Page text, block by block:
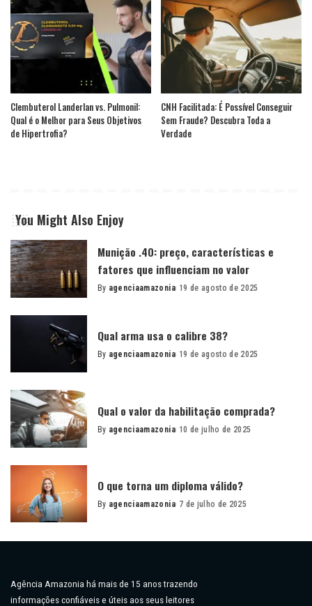
Clembuterol Landerlan vs. Pulmonil:
Qual é o Melhor para Seus Objetivos
de Hipertrofia?
CNH Facilitada: É Possível Conseguir
Sem Fraude? Descubra Toda a
Verdade
You Might Also Enjoy
Munição .40: preço, características e
fatores que influenciam no valor
Posted
By agenciaamazonia 19 de agosto de 2025
Qual arma usa o calibre 38?
Posted
By agenciaamazonia 19 de agosto de 2025
Qual o valor da habilitação comprada?
Posted
By agenciaamazonia 10 de julho de 2025
O que torna um diploma válido?
Posted
By agenciaamazonia 7 de julho de 2025
Agência Amazonia há mais de 15 anos trazendo
informações confiáveis e úteis aos seus leitores